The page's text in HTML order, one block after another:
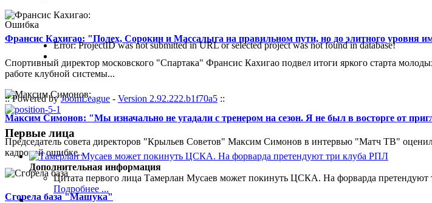
Франсис Кахигао: "Полех, Сорокин и Массалыга на правильном пути, но до элитного уровня
Спортивный директор московского "Спартака" Франсис Кахигао подвел итоги яркого старта
работе клубной системы...
Максим Симонов: "Мы изначально не угадали с тренером на сезон. Я не был в восторге от
Председатель совета директоров "Крыльев Советов" Максим Симонов в интервью "Матч ТВ" оценил
кадровой ошибке...
Сгорела база "Машука"
Ошибка
Error: ProjectID was not submitted in URL or selected project was not found in database!
:: Powered byJoomLeague - Version 2.92.222.b1f70a5 ::
Первые лица
Дополнительная информация
Цитата первого лица Тамерлан Мусаев может покинуть ЦСКА. На форварда претендуют
Подробнее ...